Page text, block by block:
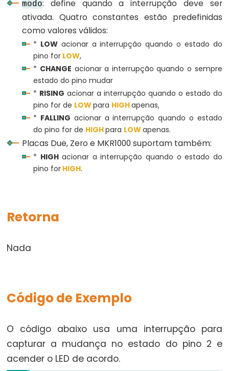
Stream.readBytes()
Stream.readBytesUntil()
Stream.readString()
Stream.readStringUntil()
Stream.setTimeout()
String
Functions
String.c_str()
String.charAt()
String.endsWith()
String.equalsIgnoreCase()
String.lastIndexOf()
String.remove()
String.replace()
String.reserve()
modo: define quando a interrupção deve ser
ativada. Quatro constantes estão predefinidas
como valores válidos:
* LOW acionar a interrupção quando o estado do
pino for LOW,
* CHANGE acionar a interrupção quando o sempre
estado do pino mudar
* RISING acionar a interrupção quando o estado do
pino for de LOWpara HIGHapenas,
* FALLING acionar a interrupção quando o estado
do pino for de HIGHpara LOWapenas.
Placas Due, Zero e MKR1000 suportam também:
* HIGHacionar a interrupção quando o estado do
pino for HIGH.
Retorna
Nada
Código de Exemplo
O código abaixo usa uma interrupção para
capturar a mudança no estado do pino 2 e
acender o LED de acordo.